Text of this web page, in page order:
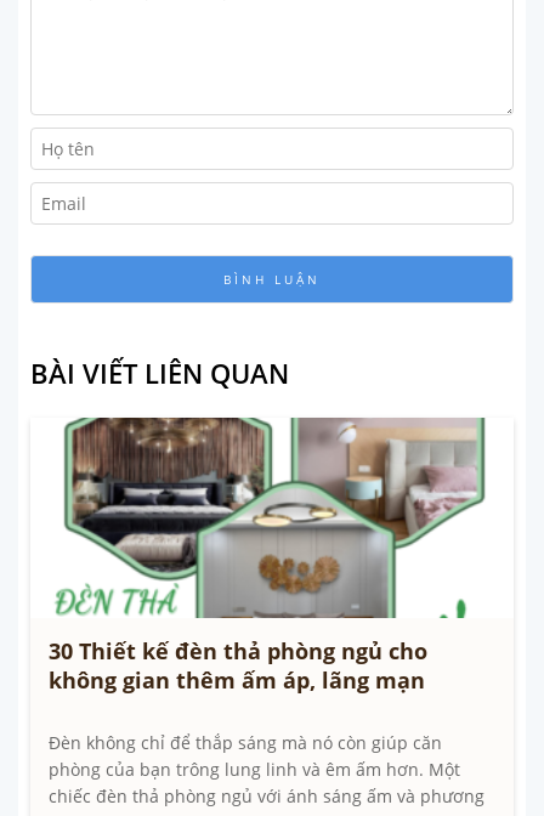
BÀI VIẾT LIÊN QUAN
30 Thiết kế đèn thả phòng ngủ cho
không gian thêm ấm áp, lãng mạn
Đèn không chỉ để thắp sáng mà nó còn giúp căn
phòng của bạn trông lung linh và êm ấm hơn. Một
chiếc đèn thả phòng ngủ với ánh sáng ấm và phương